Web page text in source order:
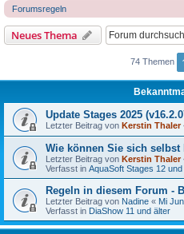
Forumsregeln
Neues Thema
74 Themen
Update Stages 2025
Letzter Beitrag von Kerstin Thaler
Wie können Sie sich selbst
Letzter Beitrag von Kerstin Thaler
Verfasst in AquaSoft Stages 12
Regeln in diesem Forum -
Letzter Beitrag von Nadine « Mi
Verfasst in DiaShow 11 und älter